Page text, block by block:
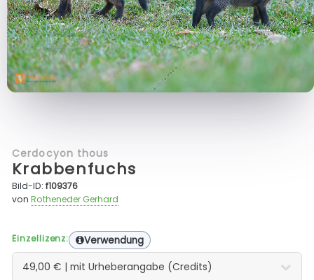
Cerdocyon thous
Krabbenfuchs
Bild-ID:f109376
vonRotheneder Gerhard
Einzellizenz: Verwendung